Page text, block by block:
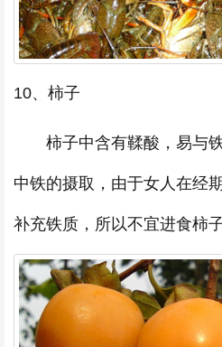
10、柿子
柿子中含有鞣酸，易与铁
中铁的摄取，由于女人在经
补充铁质，所以不宜进食柿子